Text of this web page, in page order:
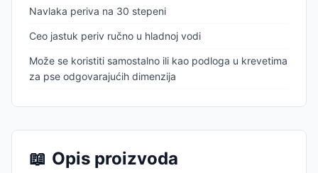
Navlaka periva na 30 stepeni
Ceo jastuk periv ručno u hladnoj vodi
Može se koristiti samostalno ili kao podloga u krevetima
za pse odgovarajućih dimenzija
📖 Opis proizvoda